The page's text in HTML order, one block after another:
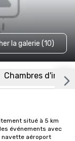
la galerie (10)
Chambres
situé à 5 km
événements avec
navette aéroport